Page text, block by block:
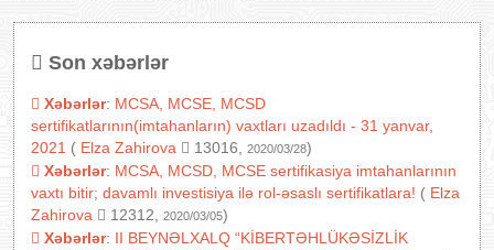
Son xəbərlər
Xəbərlər: MCSA, MCSE, MCSD
sertifikatlarının(imtahanların) vaxtları uzadıldı - 31 yanvar,
2021 ( Elza Zahirova 13016, 2020/03/28)
Xəbərlər: MCSA, MCSD, MCSE sertifikasiya imtahanlarının
vaxtı bitir; davamlı investisiya ilə rol-əsaslı sertifikatlara! ( Elza
Zahirova
12312, 2020/03/05)
Xəbərlər: II BEYNƏLXALQ “KİBERTƏHLÜKƏSİZLİK